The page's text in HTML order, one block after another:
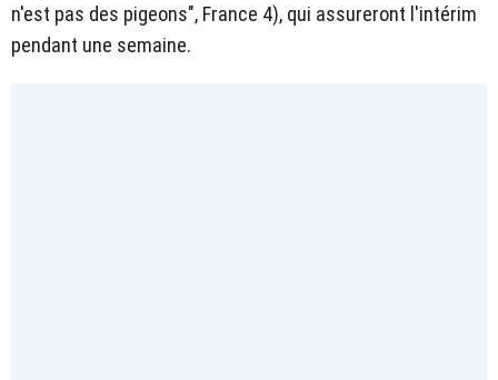
n'est pas des pigeons", France 4), qui assureront l'intérim
pendant une semaine.